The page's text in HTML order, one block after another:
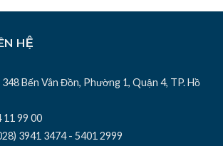
HỆ
Bến Vân Đồn, Phường 1, Quận 4, TP. Hồ
11 99 00
3941 3474 - 5401 2999